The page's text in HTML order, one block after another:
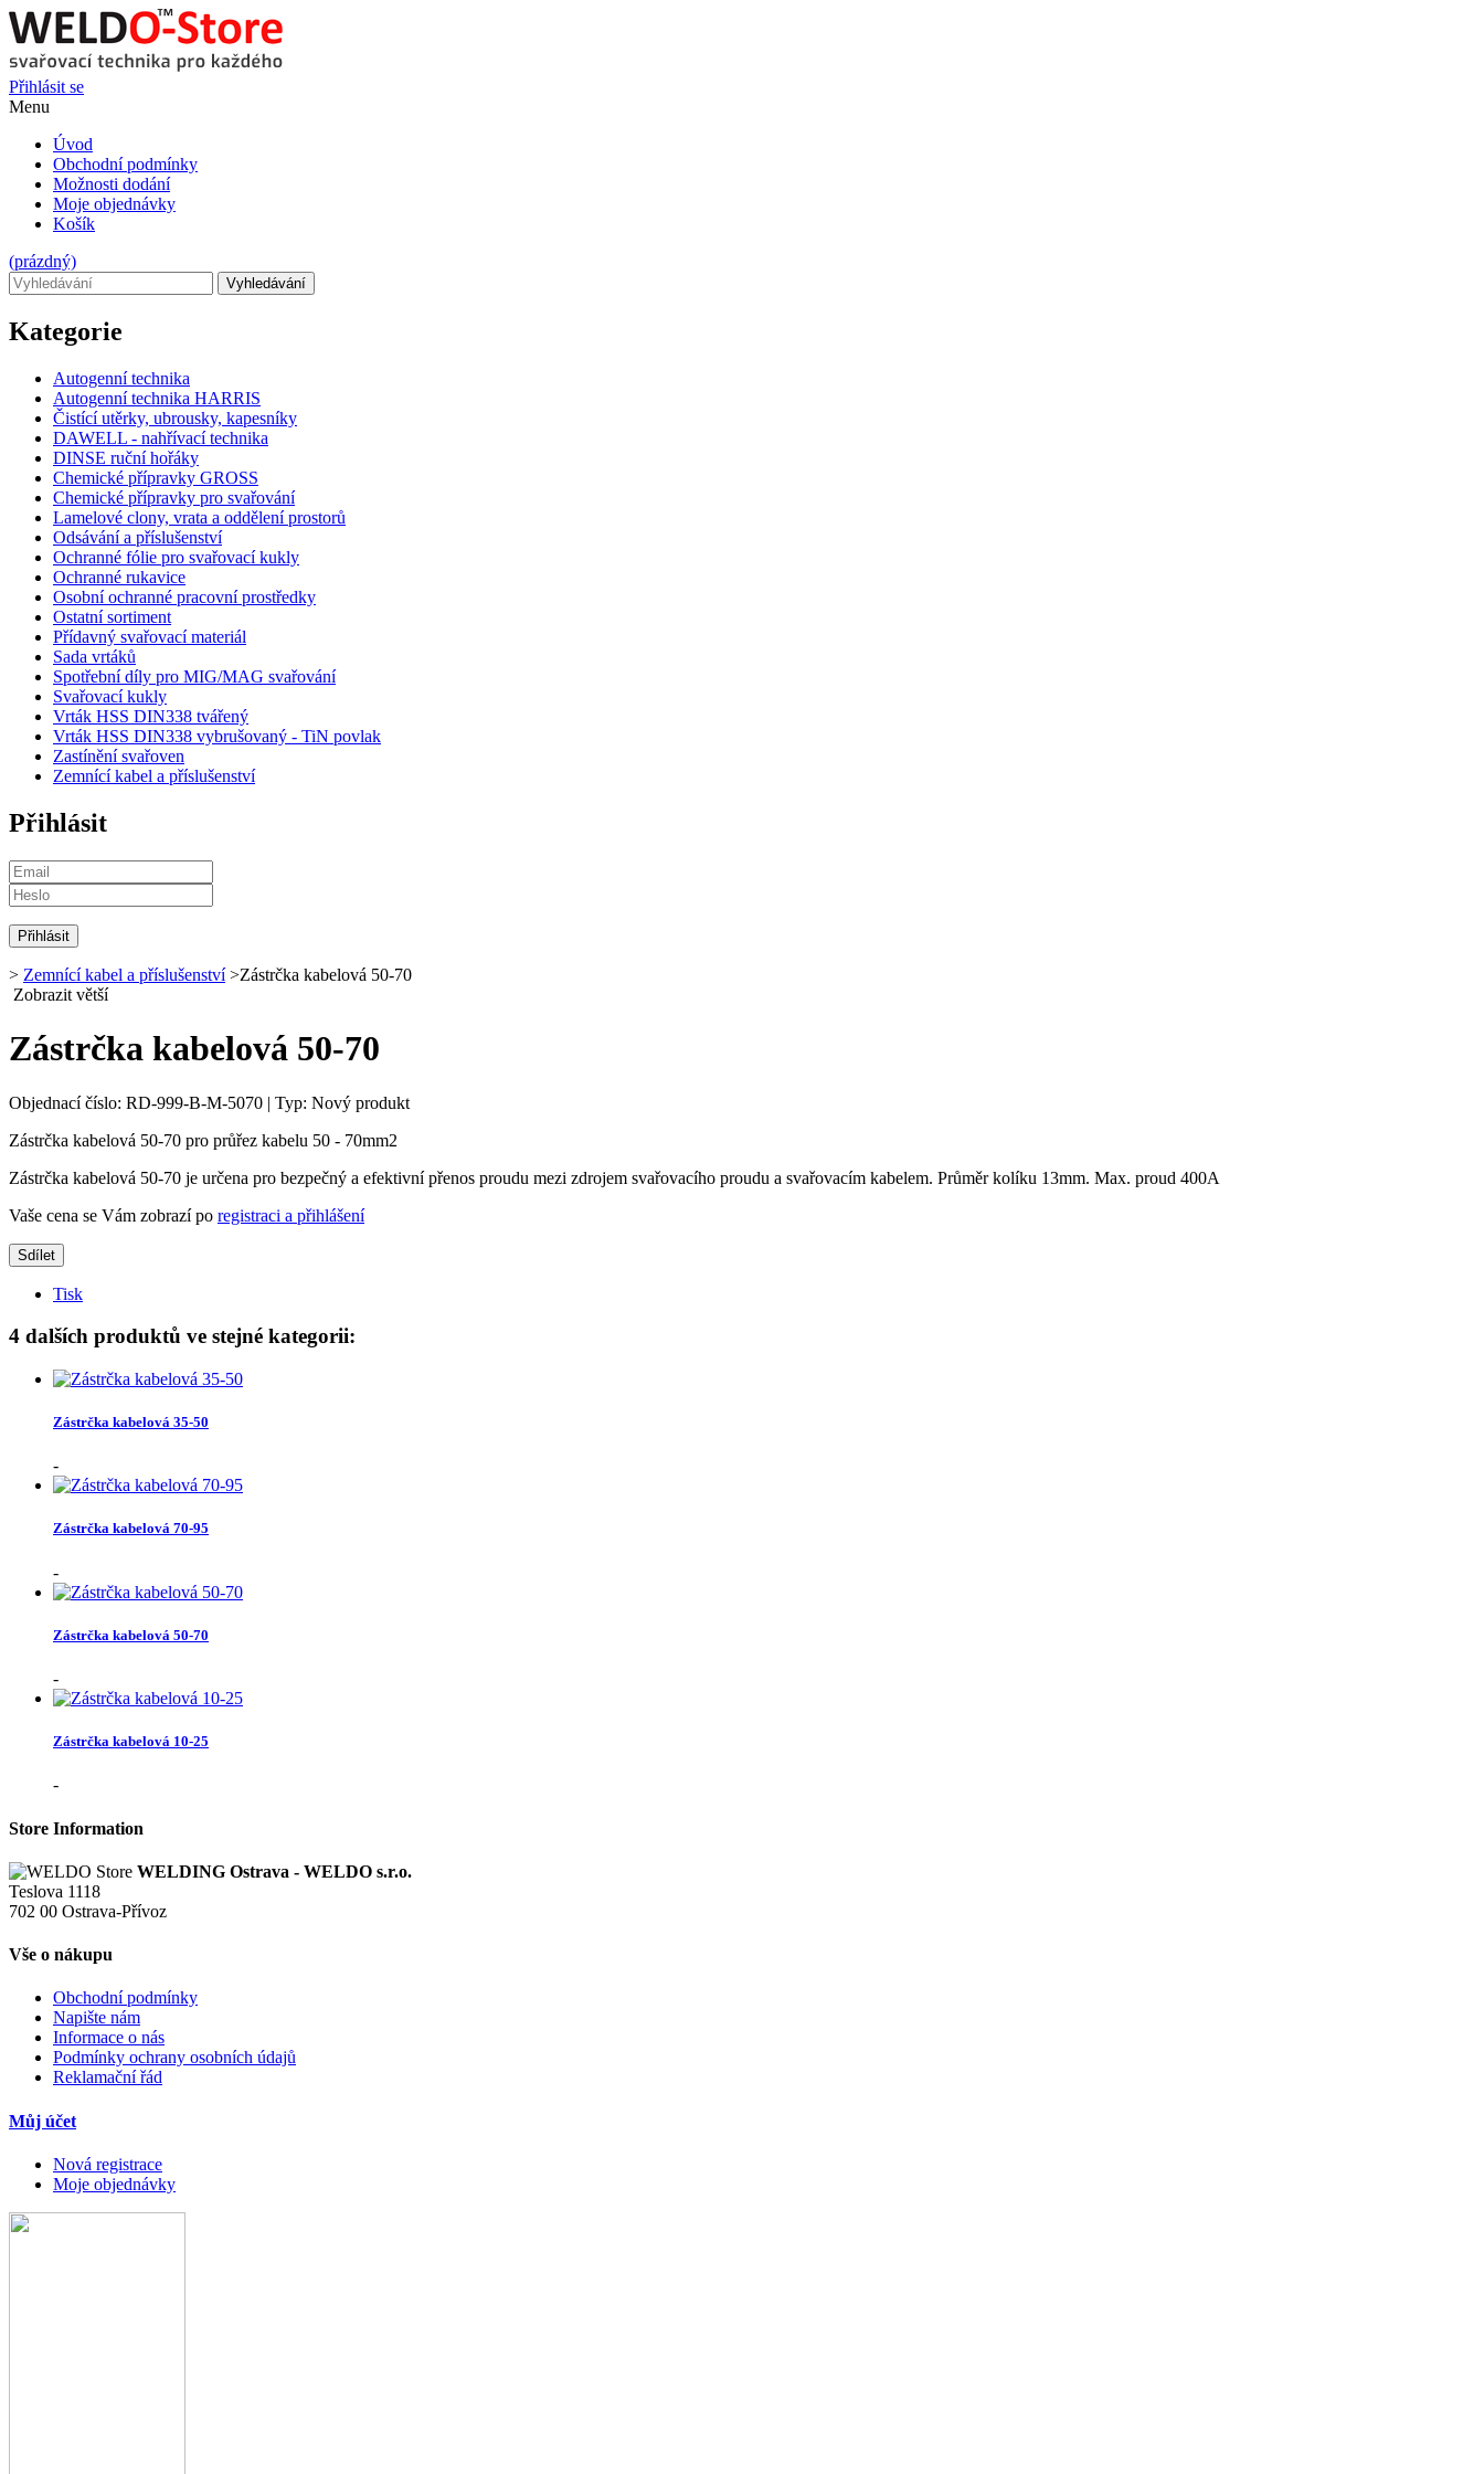
Přihlásit se
Menu
Úvod
Obchodní podmínky
Možnosti dodání
Moje objednávky
Košík
(prázdný)
Vyhledávání
Kategorie
Autogenní technika
Autogenní technika HARRIS
Čistící utěrky, ubrousky, kapesníky
DAWELL - nahřívací technika
DINSE ruční hořáky
Chemické přípravky GROSS
Chemické přípravky pro svařování
Lamelové clony, vrata a oddělení prostorů
Odsávání a příslušenství
Ochranné fólie pro svařovací kukly
Ochranné rukavice
Osobní ochranné pracovní prostředky
Ostatní sortiment
Přídavný svařovací materiál
Sada vrtáků
Spotřební díly pro MIG/MAG svařování
Svařovací kukly
Vrták HSS DIN338 tvářený
Vrták HSS DIN338 vybrušovaný - TiN povlak
Zastínění svařoven
Zemnící kabel a příslušenství
Přihlásit
> Zemnící kabel a příslušenství >Zástrčka kabelová 50-70
Zobrazit větší
Zástrčka kabelová 50-70
Objednací číslo: RD-999-B-M-5070 | Typ: Nový produkt
Zástrčka kabelová 50-70 pro průřez kabelu 50 - 70mm2
Zástrčka kabelová 50-70 je určena pro bezpečný a efektivní přenos proudu mezi zdrojem svařovacího proudu a svařovacím kabelem. Průměr kolíku 13mm. Max. proud 400A
Vaše cena se Vám zobrazí po registraci a přihlášení
Sdílet
Tisk
4 dalších produktů ve stejné kategorii:
Zástrčka kabelová 35-50
-
Zástrčka kabelová 70-95
-
Zástrčka kabelová 50-70
-
Zástrčka kabelová 10-25
-
Store Information
WELDING Ostrava - WELDO s.r.o.
Teslova 1118
702 00 Ostrava-Přívoz
Vše o nákupu
Obchodní podmínky
Napište nám
Informace o nás
Podmínky ochrany osobních údajů
Reklamační řád
Můj účet
Nová registrace
Moje objednávky